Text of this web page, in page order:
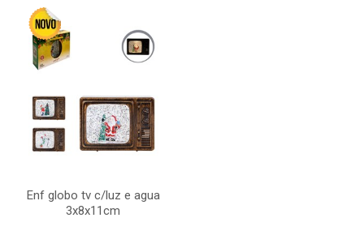
Enf globo tv c/luz e agua
3x8x11cm